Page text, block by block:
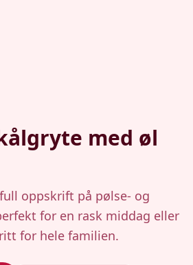
med øl
oppskrift på pølse- og
for en rask middag eller
for hele familien.